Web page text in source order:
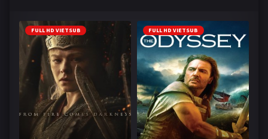
FULL HD VIETSUB FULL HD VIETSUB